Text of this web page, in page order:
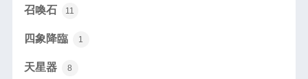
召喚石 11
四象降臨 1
天星器 8